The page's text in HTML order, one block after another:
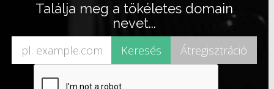
Találja meg a tökéletes domain
nevet...